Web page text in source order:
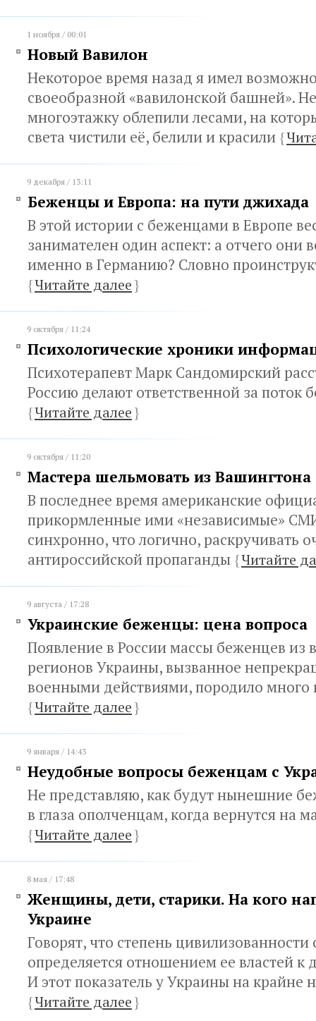
1 ноября / 00:01
Новый Вавилон
Некоторое время назад я имел
своеобразной «вавилонской башней».
многоэтажку облепили лесами, на
света чистили её, белили и красили {
9 декабря / 13:11
Беженцы и Европа: на пути джихада
В этой истории с беженцами в Европе
занимателен один аспект: а отчего они
именно в Германию? Словно
{Читайте далее}
9 октября / 11:24
Психологические хроники
Психотерапевт Марк Сандомирский
Россию делают ответственной за поток
{Читайте далее}
9 октября / 11:20
Мастера шельмовать из Вашингтона
В последнее время американские
прикормленные ими «независимые»
синхронно, что логично, раскручивать
антироссийской пропаганды {Читайте
9 августа / 17:28
Украинские беженцы: цена вопроса
Появление в России массы беженцев из
регионов Украины, вызванное
военными действиями, породило много
{Читайте далее}
9 января / 14:43
Неудобные вопросы беженцам с
Не представляю, как будут нынешние
в глаза ополченцам, когда вернутся на
{Читайте далее}
8 мая / 17:48
Женщины, дети, старики. На кого
Украине
Говорят, что степень цивилизованности
определяется отношением ее властей к
И этот показатель у Украины на крайне
{Читайте далее}